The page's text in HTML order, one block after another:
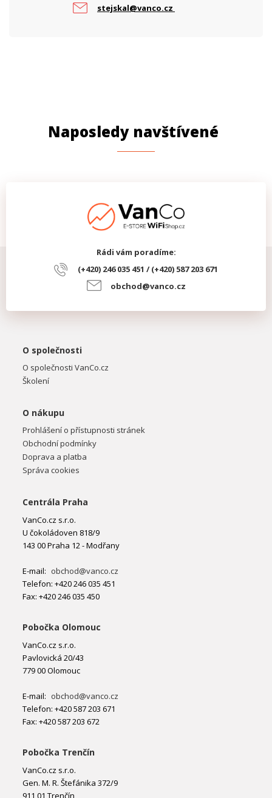
stejskal@vanco.cz
Naposledy navštívené
Rádi vám poradíme:
(+420) 246 035 451 / (+420) 587 203 671
obchod@vanco.cz
O společnosti
O společnosti VanCo.cz
Školení
O nákupu
Prohlášení o přístupnosti stránek
Obchodní podmínky
Doprava a platba
Správa cookies
Centrála Praha
VanCo.cz s.r.o.
U čokoládoven 818/9
143 00 Praha 12 - Modřany
E-mail: obchod@vanco.cz
Telefon: +420 246 035 451
Fax: +420 246 035 450
Pobočka Olomouc
VanCo.cz s.r.o.
Pavlovická 20/43
779 00 Olomouc
E-mail: obchod@vanco.cz
Telefon: +420 587 203 671
Fax: +420 587 203 672
Pobočka Trenčín
VanCo.cz s.r.o.
Gen. M. R. Štefánika 372/9